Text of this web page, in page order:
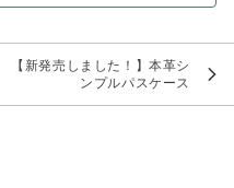
【新発売しました！】本革シ
ンプルパスケース